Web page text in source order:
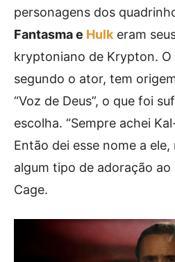
personagens dos
Fantasma e Hulk eram
kryptoniano de Krypton. O
segundo o ator, tem
“Voz de Deus”, o que foi
escolha. “Sempre achei
Então dei esse nome a
algum tipo de adoração ao
Cage.